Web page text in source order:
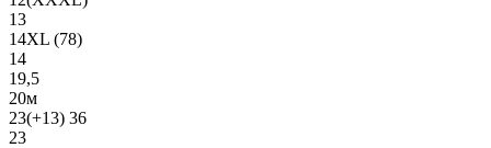
13
14XL (78)
14
19,5
20м
23(+13) 36
23